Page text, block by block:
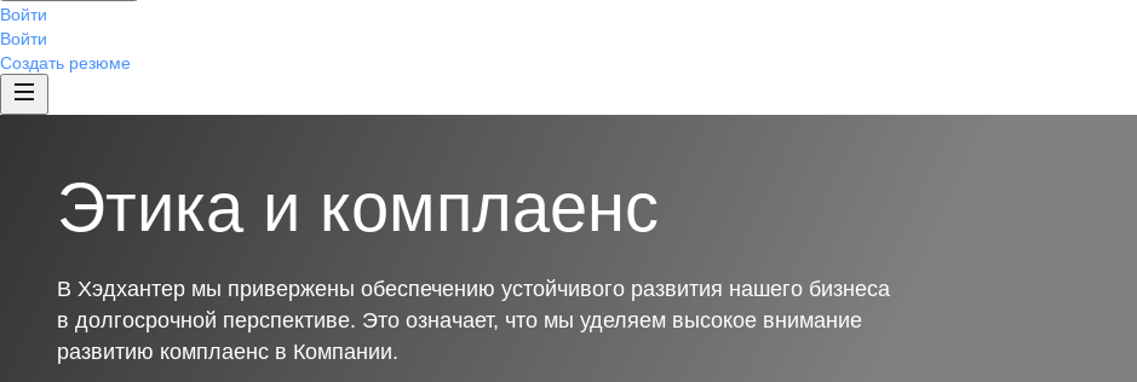
Войти
Войти
Создать резюме
Этика и комплаенс
В Хэдхантер мы привержены обеспечению устойчивого развития нашего бизнеса
в долгосрочной перспективе. Это означает, что мы уделяем высокое внимание
развитию комплаенс в Компании.